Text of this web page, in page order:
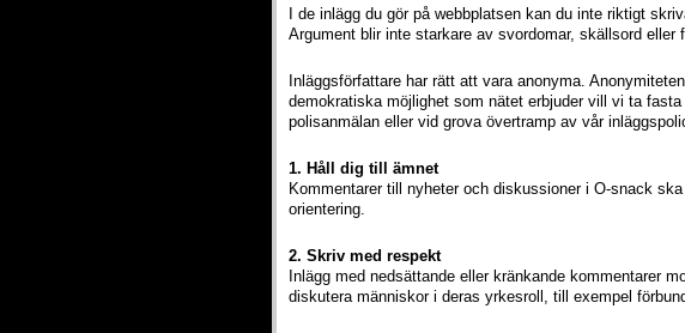
I de inlägg du gör på webbplatsen kan du inte riktigt
Argument blir inte starkare av svordomar, skällsord eller
Inläggsförfattare har rätt att vara anonyma.
demokratiska möjlighet som nätet erbjuder vill vi ta
polisanmälan eller vid grova övertramp av vår
1. Håll dig till ämnet
Kommentarer till nyheter och diskussioner i O-snack
orientering.
2. Skriv med respekt
Inlägg med nedsättande eller kränkande kommentarer
diskutera människor i deras yrkesroll, till exempel